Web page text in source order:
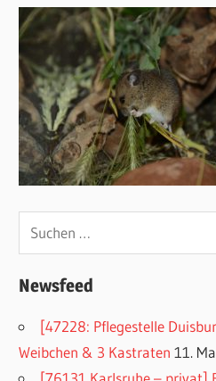
Newsfeed
[47228: Pflegestelle
Weibchen & 3 Kastraten 11.